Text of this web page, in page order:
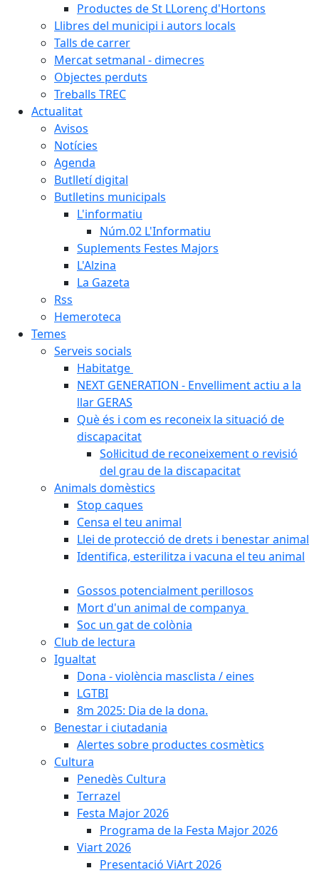
Productes de St LLorenç d'Hortons
Llibres del municipi i autors locals
Talls de carrer
Mercat setmanal - dimecres
Objectes perduts
Treballs TREC
Actualitat
Avisos
Notícies
Agenda
Butlletí digital
Butlletins municipals
L'informatiu
Núm.02 L'Informatiu
Suplements Festes Majors
L'Alzina
La Gazeta
Rss
Hemeroteca
Temes
Serveis socials
Habitatge
NEXT GENERATION - Envelliment actiu a la
llar GERAS
Què és i com es reconeix la situació de
discapacitat
Sol·licitud de reconeixement o revisió
del grau de la discapacitat
Animals domèstics
Stop caques
Censa el teu animal
Llei de protecció de drets i benestar animal
Identifica, esterilitza i vacuna el teu animal
Gossos potencialment perillosos
Mort d'un animal de companya
Soc un gat de colònia
Club de lectura
Igualtat
Dona - violència masclista / eines
LGTBI
8m 2025: Dia de la dona.
Benestar i ciutadania
Alertes sobre productes cosmètics
Cultura
Penedès Cultura
Terrazel
Festa Major 2026
Programa de la Festa Major 2026
Viart 2026
Presentació ViArt 2026